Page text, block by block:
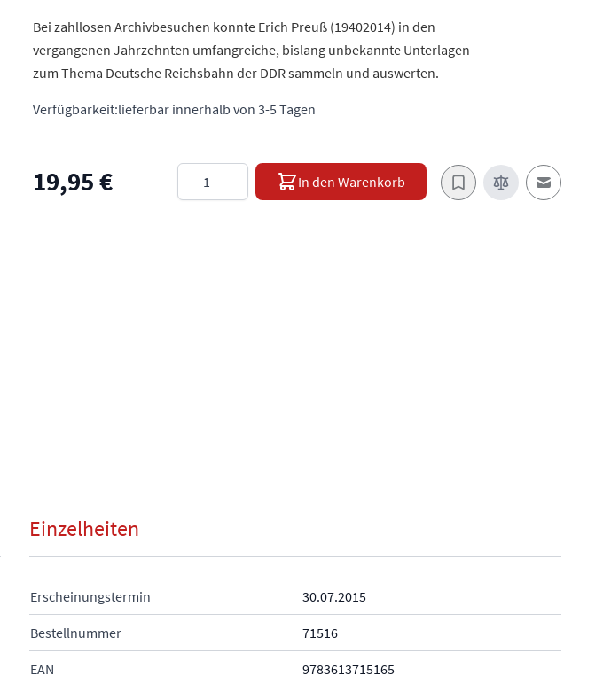
Bei zahllosen Archivbesuchen konnte Erich Preuß (19402014) in den
vergangenen Jahrzehnten umfangreiche, bislang unbekannte Unterlagen
zum Thema Deutsche Reichsbahn der DDR sammeln und auswerten.
Verfügbarkeit:lieferbar innerhalb von 3-5 Tagen
19,95 € Menge In den Warenkorb
E-Mail an
Einzelheiten
Erscheinungstermin 30.07.2015
Bestellnummer 71516
EAN 9783613715165